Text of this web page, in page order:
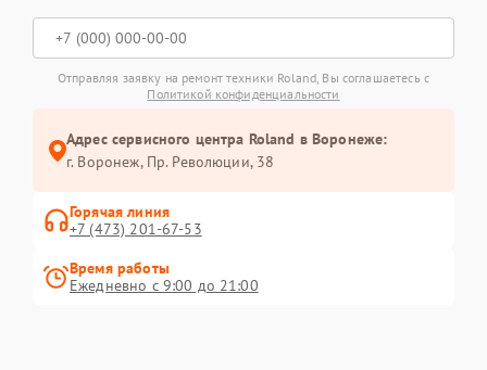
Отправляя заявку на ремонт техники Roland, Вы соглашаетесь с
Политикой конфиденциальности
Адрес сервисного центра Roland в Воронеже:
г. Воронеж, Пр. Революции, 38
Горячая линия
+7 (473) 201-67-53
Время работы
Ежедневно с 9:00 до 21:00